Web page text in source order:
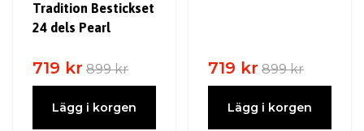
Tradition Bestickset
24 dels Pearl
719 kr 899 kr
Lägg i korgen
719 kr 899 kr
Lägg i korgen